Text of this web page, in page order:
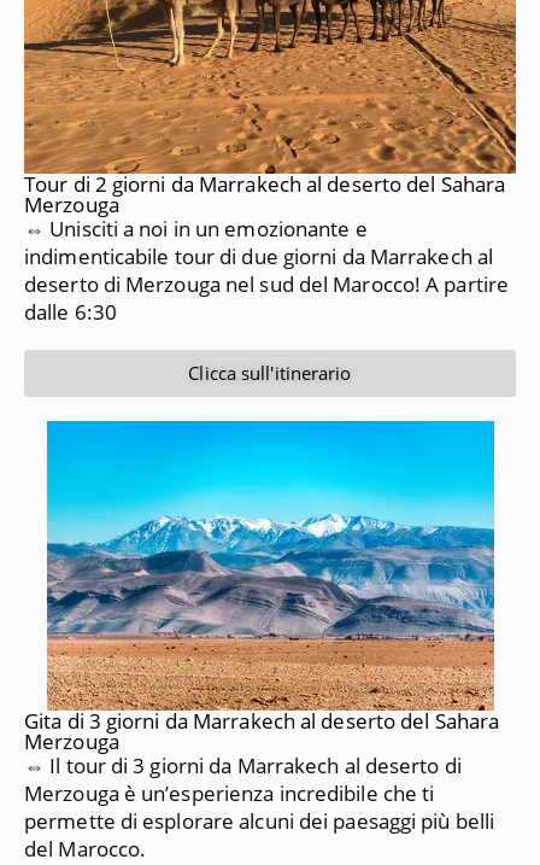
Tour di 2 giorni da Marrakech al deserto del Sahara
Merzouga
⇔ Unisciti a noi in un emozionante e
indimenticabile tour di due giorni da Marrakech al
deserto di Merzouga nel sud del Marocco! A partire
dalle 6:30
Clicca sull'itinerario
Gita di 3 giorni da Marrakech al deserto del Sahara
Merzouga
⇔ Il tour di 3 giorni da Marrakech al deserto di
Merzouga è un’esperienza incredibile che ti
permette di esplorare alcuni dei paesaggi più belli
del Marocco.